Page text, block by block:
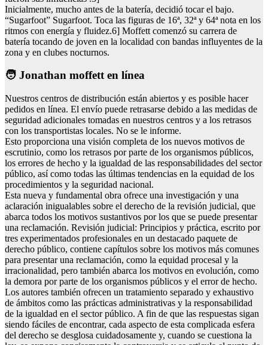
Inicialmente, mucho antes de la batería, decidió tocar el bajo.
“Sugarfoot” Sugarfoot. Toca las figuras de 16ª, 32ª y 64ª nota en los
ritmos con energía y fluidez.6] Moffett comenzó su carrera de
batería tocando de joven en la localidad con bandas influyentes de la
zona y en clubes nocturnos.
🧑 Jonathan moffett en línea
Nuestros centros de distribución están abiertos y es posible hacer
pedidos en línea. El envío puede retrasarse debido a las medidas de
seguridad adicionales tomadas en nuestros centros y a los retrasos
con los transportistas locales. No se le informe.
Esto proporciona una visión completa de los nuevos motivos de
escrutinio, como los retrasos por parte de los organismos públicos,
los errores de hecho y la igualdad de las responsabilidades del sector
público, así como todas las últimas tendencias en la equidad de los
procedimientos y la seguridad nacional.
Esta nueva y fundamental obra ofrece una investigación y una
aclaración inigualables sobre el derecho de la revisión judicial, que
abarca todos los motivos sustantivos por los que se puede presentar
una reclamación. Revisión judicial: Principios y práctica, escrito por
tres experimentados profesionales en un destacado paquete de
derecho público, contiene capítulos sobre los motivos más comunes
para presentar una reclamación, como la equidad procesal y la
irracionalidad, pero también abarca los motivos en evolución, como
la demora por parte de los organismos públicos y el error de hecho.
Los autores también ofrecen un tratamiento separado y exhaustivo
de ámbitos como las prácticas administrativas y la responsabilidad
de la igualdad en el sector público. A fin de que las respuestas sigan
siendo fáciles de encontrar, cada aspecto de esta complicada esfera
del derecho se desglosa cuidadosamente y, cuando se cuestiona la